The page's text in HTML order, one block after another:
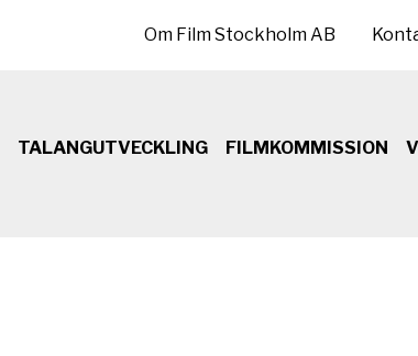
Om Film Stockholm AB
TALANGUTVECKLING FILMKOMMISSION